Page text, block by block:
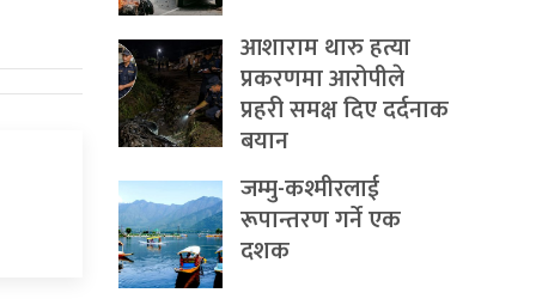
आशाराम थारु हत्या
प्रकरणमा आरोपीले
प्रहरी समक्ष दिए दर्दनाक
बयान
जम्मु-कश्मीरलाई
रूपान्तरण गर्ने एक
दशक